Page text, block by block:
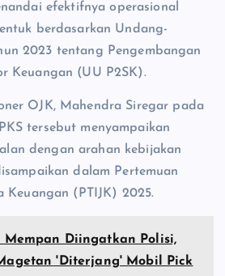
efektifnya operasional
berdasarkan Undang-
2023 tentang Pengembangan
Keuangan (UU P2SK).
OJK, Mahendra Siregar pada
tersebut menyampaikan
dengan arahan kebijakan
dalam Pertemuan
Keuangan (PTIJK) 2025.
Mempan Diingatkan Polisi,
'Diterjang' Mobil Pick